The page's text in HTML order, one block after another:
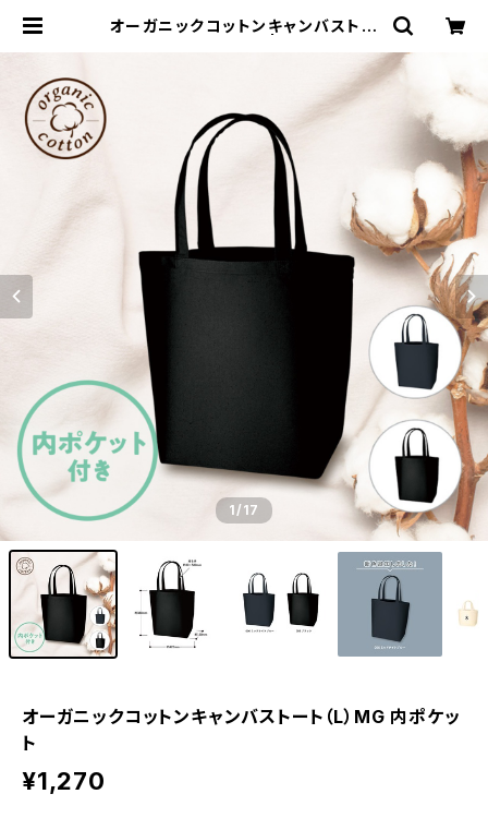
オーガニックコットンキャンバストー
1/17
オーガニックコットンキャンバストート（L）MG 内ポケッ
ト
¥1,270